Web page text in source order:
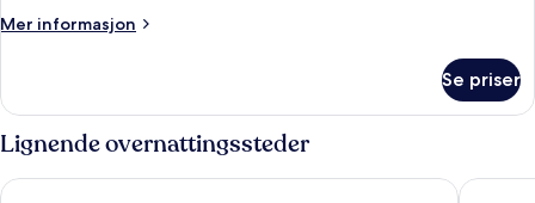
Mer informasjon
Mer
–
president
Se priser
Lignende overnattingssteder
The Palms Resort of Mazatlan Costa